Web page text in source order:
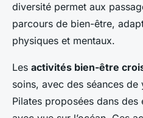
diversité permet aux
parcours de bien-être,
physiques et mentaux.
Les activités bien-être
soins, avec des séances
Pilates proposées dans